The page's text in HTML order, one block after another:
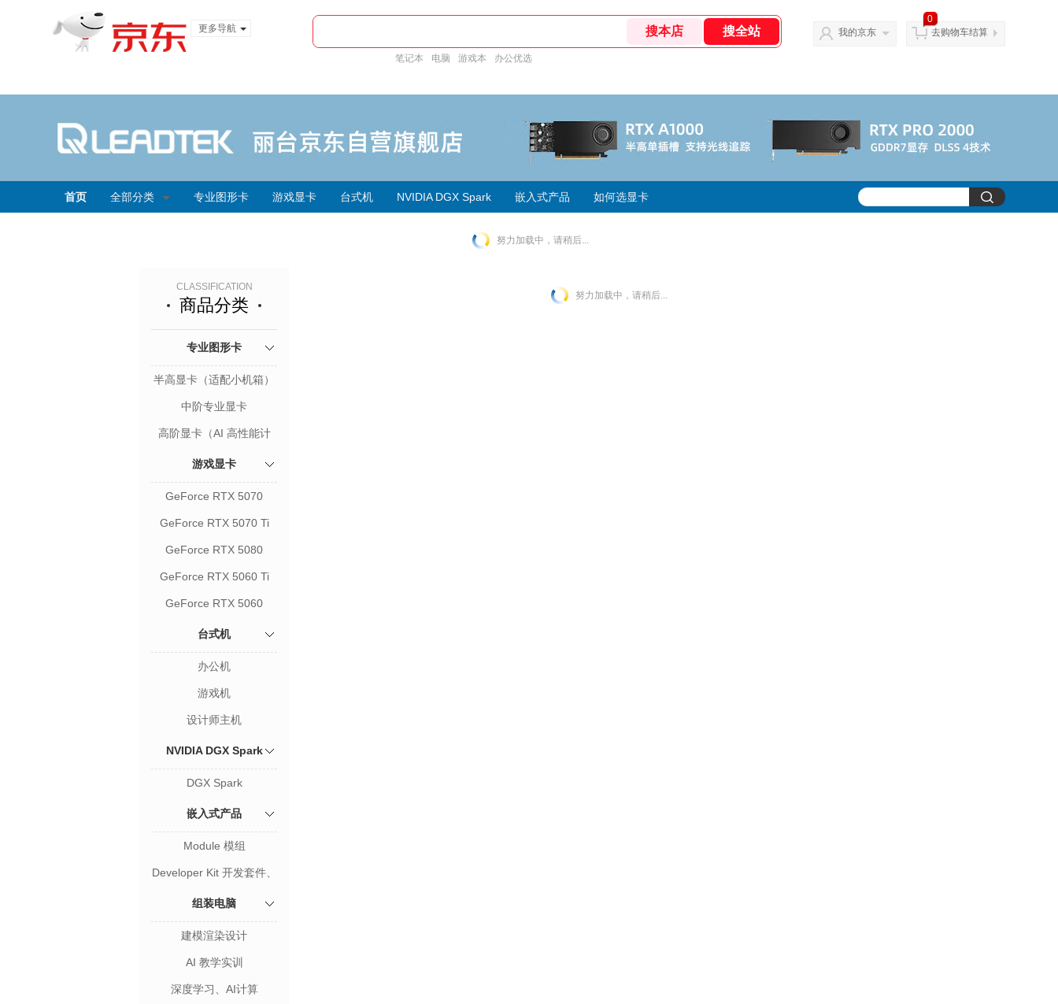
更多导航
笔记本 电脑 游戏本 办公优选
我的京东
0
去购物车结算
首页 全部分类 专业图形卡 游戏显卡 台式机 NVIDIA DGX Spark 嵌入式产品 如何选显卡
努力加载中，请稍后...
CLASSIFICATION
商品分类
专业图形卡
半高显卡（适配小机箱）
中阶专业显卡
高阶显卡（AI 高性能计
游戏显卡
GeForce RTX 5070
GeForce RTX 5070 Ti
GeForce RTX 5080
GeForce RTX 5060 Ti
GeForce RTX 5060
台式机
办公机
游戏机
设计师主机
NVIDIA DGX Spark
DGX Spark
嵌入式产品
Module 模组
Developer Kit 开发套件、
组装电脑
建模渲染设计
AI 教学实训
深度学习、AI计算
努力加载中，请稍后...